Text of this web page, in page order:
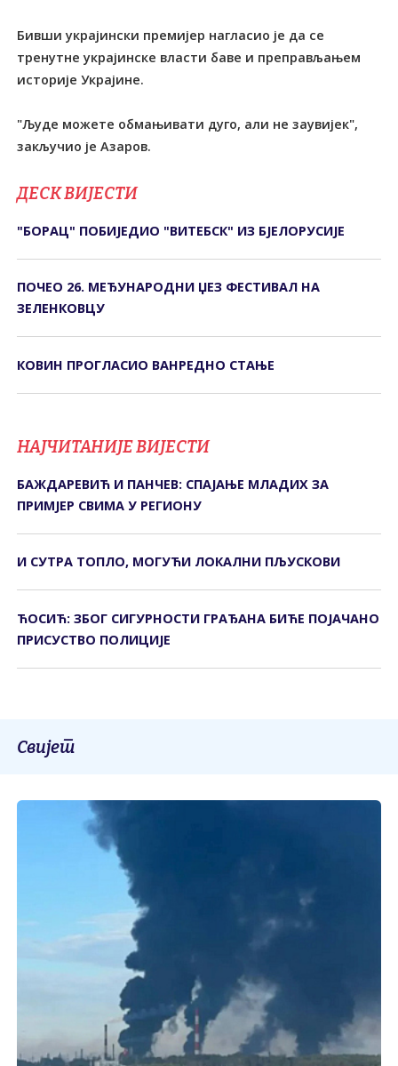
Бивши украјински премијер нагласио је да се
тренутне украјинске власти баве и преправљањем
историје Украјине.
"Људе можете обмањивати дуго, али не заувијек",
закључио је Азаров.
ДЕСК ВИЈЕСТИ
"БОРАЦ" ПОБИЈЕДИО "ВИТЕБСК" ИЗ БЈЕЛОРУСИЈЕ
ПОЧЕО 26. МЕЂУНАРОДНИ ЏЕЗ ФЕСТИВАЛ НА
ЗЕЛЕНКОВЦУ
КОВИН ПРОГЛАСИО ВАНРЕДНО СТАЊЕ
НАЈЧИТАНИЈЕ ВИЈЕСТИ
БАЖДАРЕВИЋ И ПАНЧЕВ: СПАЈАЊЕ МЛАДИХ ЗА
ПРИМЈЕР СВИМА У РЕГИОНУ
И СУТРА ТОПЛО, МОГУЋИ ЛОКАЛНИ ПЉУСКОВИ
ЋОСИЋ: ЗБОГ СИГУРНОСТИ ГРАЂАНА БИЋЕ ПОЈАЧАНО
ПРИСУСТВО ПОЛИЦИЈЕ
Свијет